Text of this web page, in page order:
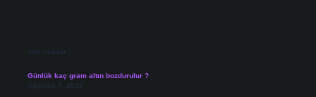
Son Yazılar
Günlük kaç gram altın bozdurulur ?
Ağustos 7, 2026